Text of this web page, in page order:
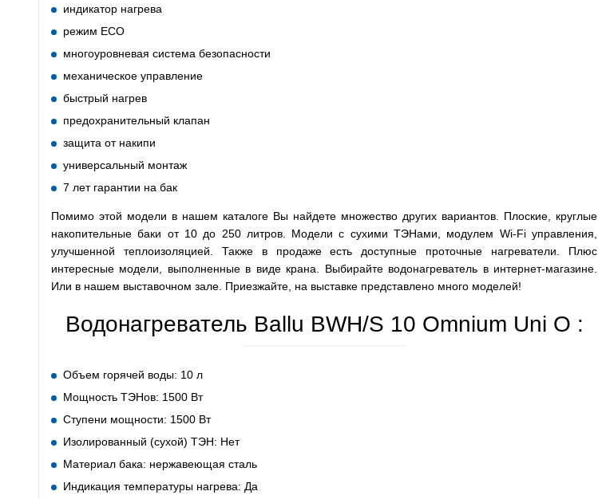
индикатор нагрева
режим ECO
многоуровневая система безопасности
механическое управление
быстрый нагрев
предохранительный клапан
защита от накипи
универсальный монтаж
7 лет гарантии на бак
Помимо этой модели в нашем каталоге Вы найдете множество других вариантов. Плоские, круглые
накопительные баки от 10 до 250 литров. Модели с сухими ТЭНами, модулем Wi-Fi управления,
улучшенной теплоизоляцией. Также в продаже есть доступные проточные нагреватели. Плюс
интересные модели, выполненные в виде крана. Выбирайте водонагреватель в интернет-магазине.
Или в нашем выставочном зале. Приезжайте, на выставке представлено много моделей!
Водонагреватель Ballu BWH/S 10 Omnium Uni O :
Объем горячей воды: 10 л
Мощность ТЭНов: 1500 Вт
Ступени мощности: 1500 Вт
Изолированный (сухой) ТЭН: Нет
Материал бака: нержавеющая сталь
Индикация температуры нагрева: Да